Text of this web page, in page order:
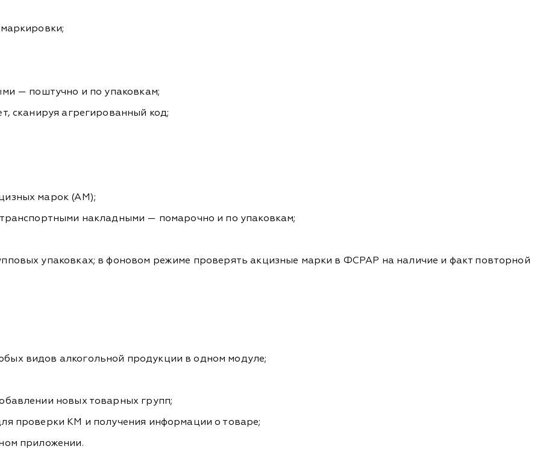
— поштучно и по упаковкам;
сканируя агрегированный код;
марок (АМ);
накладными — помарочно и по упаковкам;
упаковках; в фоновом режиме проверять акцизные марки в ФСРАР на наличие и факт повторной
видов алкогольной продукции в одном модуле;
новых товарных групп;
проверки КМ и получения информации о товаре;
приложении.